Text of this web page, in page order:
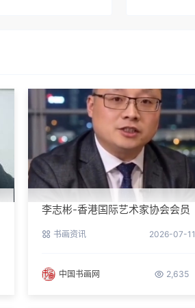
李志彬-香港国际艺术家协会会员
书画资讯 2026-07-11
中国书画网 2,635